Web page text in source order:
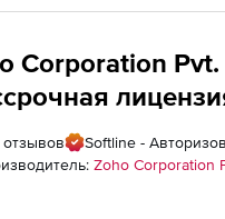
Corporation
лицензия Enterprise Edition), fee for NCM
Pack
отзывов
Softline -
Zoho Corporation